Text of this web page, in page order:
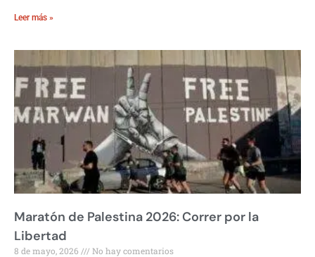
Leer más »
Maratón de Palestina 2026: Correr por la
Libertad
8 de mayo, 2026 No hay comentarios